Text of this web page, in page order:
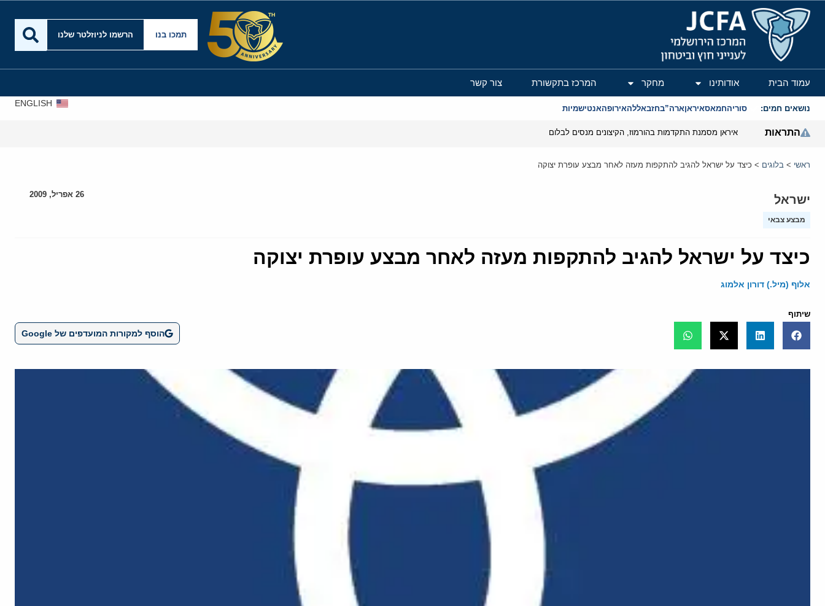
המרכז הירושלמי לענייני חוץ וביטחון
תמכו בנו הרשמו לניוזלטר שלנו
עמוד הבית אודותינו מחקר המרכז בתקשורת צור קשר
נושאים חמים: סוריהחמאסאיראןארה”בחזבאללהאירופהאנטישמיות
ENGLISH
התראות איראן מסמנת התקדמות בהורמוז, הקיצונים מנסים לבלום
ראשי > בלוגים > כיצד על ישראל להגיב להתקפות מעזה לאחר מבצע עופרת יצוקה
ישראל
מבצע צבאי
26 אפריל, 2009
כיצד על ישראל להגיב להתקפות מעזה לאחר מבצע עופרת יצוקה
אלוף (מיל.) דורון אלמוג
שיתוף
הוסף למקורות המועדפים של Google